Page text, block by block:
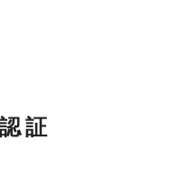
証